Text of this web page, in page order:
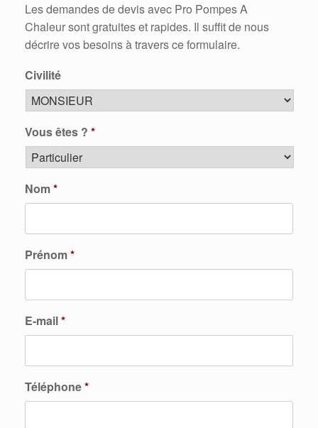
Les demandes de devis avec Pro Pompes A
Chaleur sont gratuites et rapides. Il suffit de nous
décrire vos besoins à travers ce formulaire.
Civilité
Vous êtes ? *
Nom*
Prénom*
E-mail*
Téléphone*